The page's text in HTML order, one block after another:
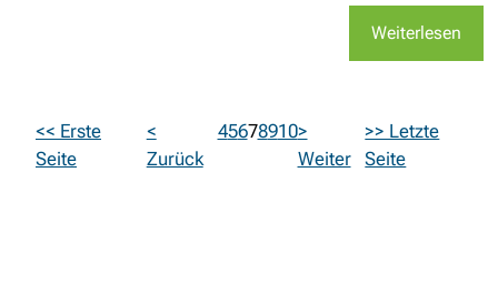
Weiterlesen
<< Erste
Seite
<
Zurück
45678910>
Weiter
>> Letzte
Seite